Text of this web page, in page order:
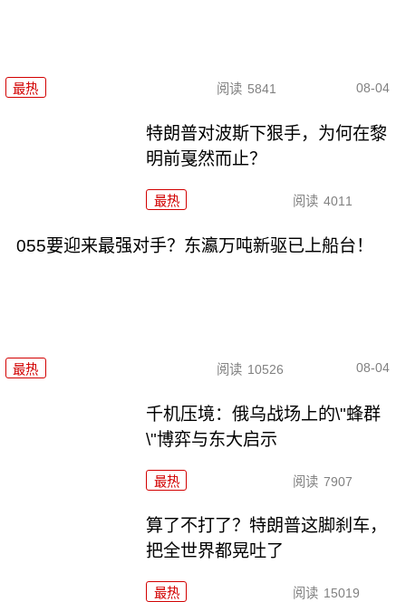
最热 阅读 5841 08-04
特朗普对波斯下狠手，为何在黎
明前戛然而止？
最热 阅读 4011
055要迎来最强对手？东瀛万吨新驱已上船台！
最热 阅读 10526 08-04
千机压境：俄乌战场上的\"蜂群
\"博弈与东大启示
最热 阅读 7907
算了不打了？特朗普这脚刹车，
把全世界都晃吐了
最热 阅读 15019